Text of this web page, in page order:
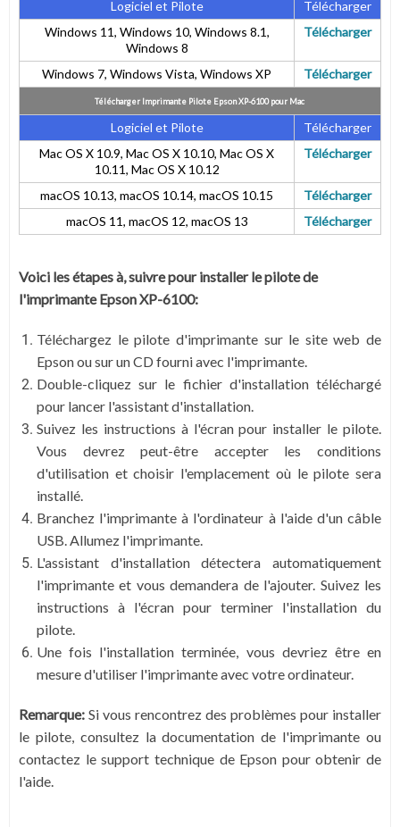
Logiciel et Pilote
Télécharger
Windows 11, Windows 10, Windows 8.1,
Windows 8
Télécharger
Windows 7, Windows Vista, Windows XP Télécharger
Télécharger Imprimante Pilote Epson XP-6100 pour Mac
Logiciel et Pilote
Télécharger
Mac OS X 10.9, Mac OS X 10.10, Mac OS X
10.11, Mac OS X 10.12
Télécharger
macOS 10.13, macOS 10.14, macOS 10.15
Télécharger
macOS 11, macOS 12, macOS 13 Télécharger
Voici les étapes à, suivre pour installer le pilote de
l'imprimante Epson XP-6100:
Téléchargez le pilote d'imprimante sur le site web de
Epson ou sur un CD fourni avec l'imprimante.
Double-cliquez sur le fichier d'installation téléchargé
pour lancer l'assistant d'installation.
Suivez les instructions à l'écran pour installer le pilote.
Vous devrez peut-être accepter les conditions
d'utilisation et choisir l'emplacement où le pilote sera
installé.
Branchez l'imprimante à l'ordinateur à l'aide d'un câble
USB. Allumez l'imprimante.
L'assistant d'installation détectera automatiquement
l'imprimante et vous demandera de l'ajouter. Suivez les
instructions à l'écran pour terminer l'installation du
pilote.
Une fois l'installation terminée, vous devriez être en
mesure d'utiliser l'imprimante avec votre ordinateur.
Remarque: Si vous rencontrez des problèmes pour installer
le pilote, consultez la documentation de l'imprimante ou
contactez le support technique de Epson pour obtenir de
l'aide.